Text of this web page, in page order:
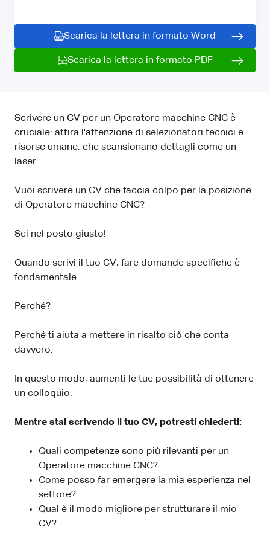
Scarica la lettera in formato Word
Scarica la lettera in formato PDF
Scrivere un CV per un Operatore macchine CNC è
cruciale: attira l'attenzione di selezionatori tecnici e
risorse umane, che scansionano dettagli come un
laser.
Vuoi scrivere un CV che faccia colpo per la posizione
di Operatore macchine CNC?
Sei nel posto giusto!
Quando scrivi il tuo CV, fare domande specifiche è
fondamentale.
Perché?
Perché ti aiuta a mettere in risalto ciò che conta
davvero.
In questo modo, aumenti le tue possibilità di ottenere
un colloquio.
Mentre stai scrivendo il tuo CV, potresti chiederti:
Quali competenze sono più rilevanti per un
Operatore macchine CNC?
Come posso far emergere la mia esperienza nel
settore?
Qual è il modo migliore per strutturare il mio
CV?